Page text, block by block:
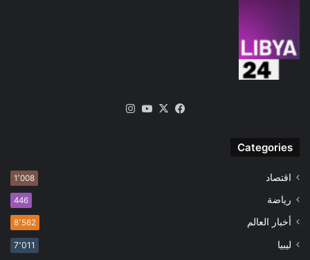
فيسبوك
‫X
‫YouTube
Categories
اقتصاد 1٬008
رياضة 446
أخبار العالم 8٬562
ليبيا 7٬011